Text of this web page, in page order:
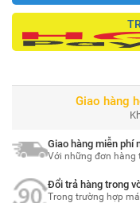
Giao hàng
Giao hàng miễn phí
Với những đơn hàng
Đổi trả hàng trong
Trong trường hợp